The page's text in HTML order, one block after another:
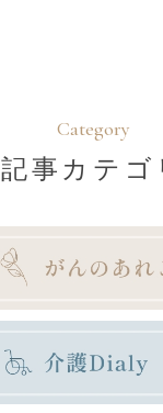
Category
記事カテゴ